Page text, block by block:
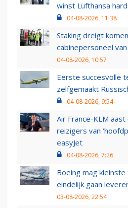
winst Lufthansa
04-08-2026, 11:38
Staking dreigt
cabinepersoneel
04-08-2026, 10:57
Eerste succesvolle
zelfgemaakt
04-08-2026, 9:54
Air France-KLM
reizigers van
easyJet
04-08-2026, 7:26
Boeing mag
eindelijk gaan
03-08-2026, 22:54